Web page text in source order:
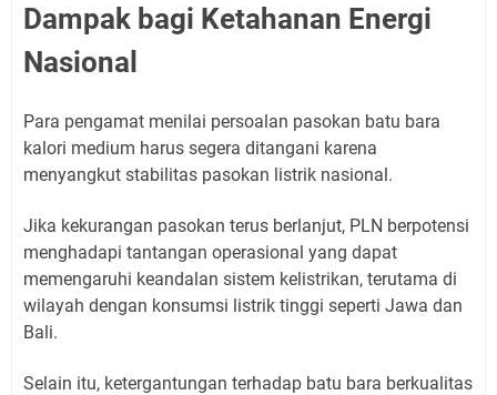
Dampak bagi Ketahanan Energi
Nasional
Para pengamat menilai persoalan pasokan batu bara
kalori medium harus segera ditangani karena
menyangkut stabilitas pasokan listrik nasional.
Jika kekurangan pasokan terus berlanjut, PLN berpotensi
menghadapi tantangan operasional yang dapat
memengaruhi keandalan sistem kelistrikan, terutama di
wilayah dengan konsumsi listrik tinggi seperti Jawa dan
Bali.
Selain itu, ketergantungan terhadap batu bara berkualitas